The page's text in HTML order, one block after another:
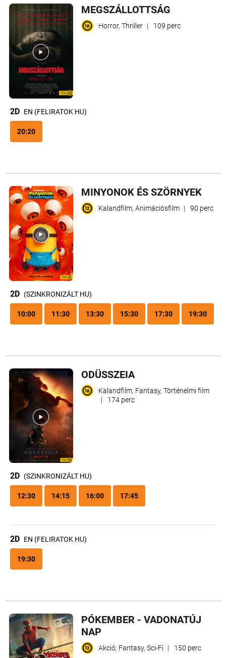
MEGSZÁLLOTTSÁG
Horror, Thriller | 109 perc
2D EN (FELIRATOK HU)
20:20
MINYONOK ÉS SZÖRNYEK
Kalandfilm, Animációsfilm | 90 perc
2D (SZINKRONIZÁLT HU)
10:00 11:30 13:30 15:30 17:30 19:30
ODÜSSZEIA
Kalandfilm, Fantasy, Történelmi film
|
174 perc
2D (SZINKRONIZÁLT HU)
12:30 14:15 16:00 17:45
2D EN (FELIRATOK HU)
19:30
PÓKEMBER - VADONATÚJ
NAP
Akció, Fantasy, Sci-Fi | 150 perc